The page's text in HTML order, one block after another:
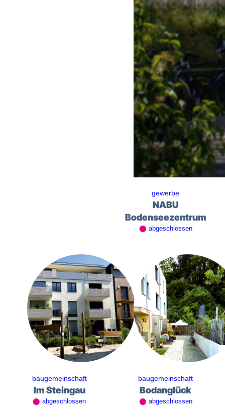
gewerbe
NABU
Bodenseezentrum
⬤ abgeschlossen
baugemeinschaft
Im Steingau
⬤ abgeschlossen
baugemeinschaft
Bodanglück
⬤ abgeschlossen